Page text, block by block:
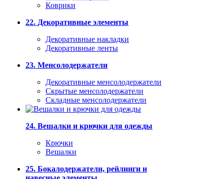
Коврики
22. Декоративные элементы
Декоративные накладки
Декоративные ленты
23. Менсолодержатели
Декоративные менсолодержатели
Скрытые менсолодержатели
Складные менсолодержатели
24. Вешалки и крючки для одежды
Крючки
Вешалки
25. Бокалодержатели, рейлинги и